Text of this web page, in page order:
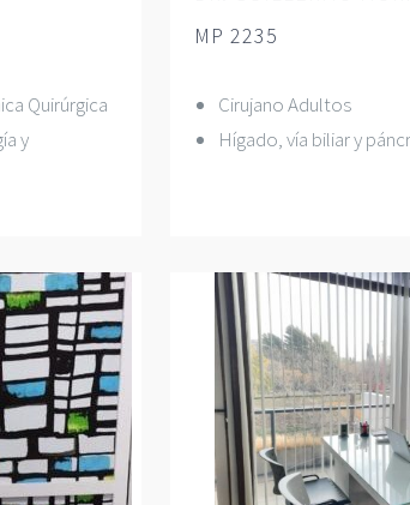
Quirúrgica
y
MP 2235
Cirujano Adultos
Hígado, vía biliar y